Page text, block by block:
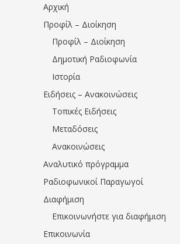
Αρχική
Προφίλ – Διοίκηση
Προφίλ – Διοίκηση
Δημοτική Ραδιοφωνία
Ιστορία
Ειδήσεις – Ανακοινώσεις
Τοπικές Ειδήσεις
Μεταδόσεις
Ανακοινώσεις
Αναλυτικό πρόγραμμα
Ραδιοφωνικοί Παραγωγοί
Διαφήμιση
Επικοινωνήστε για διαφήμιση
Επικοινωνία